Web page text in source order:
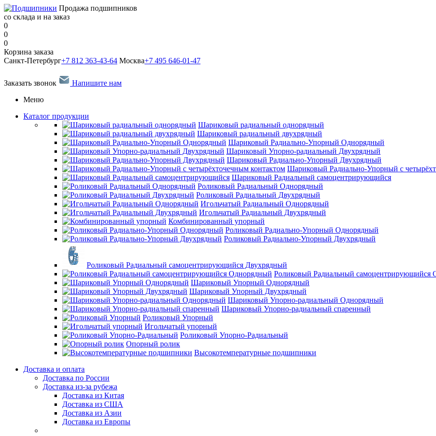
Продажа подшипников
со склада и на заказ
0
0
0
Корзина заказа
Санкт-Петербург+7 812 363-43-64 Москва+7 495 646-01-47
Заказать звонок
Напишите нам
Меню
Каталог продукции
Шариковый радиальный однорядный
Шариковый радиальный двухрядный
Шариковый Радиально-Упорный Однорядный
Шариковый Упорно-радиальный Двухрядный
Шариковый Радиально-Упорный Двухрядный
Шариковый Радиально-Упорный с
Шариковый Радиальный самоцентрирующийся
Роликовый Радиальный Однорядный
Роликовый Радиальный Двухрядный
Игольчатый Радиальный Однорядный
Игольчатый Радиальный Двухрядный
Комбинированный упорный
Роликовый Радиально-Упорный Однорядный
Роликовый Радиально-Упорный Двухрядный
Роликовый Радиальный самоцентрирующийся Двухрядный
Роликовый Радиальный самоцентрирующийся
Шариковый Упорный Однорядный
Шариковый Упорный Двухрядный
Шариковый Упорно-радиальный Однорядный
Шариковый Упорно-радиальный спаренный
Роликовый Упорный
Игольчатый упорный
Роликовый Упорно-Радиальный
Опорный ролик
Высокотемпературные подшипники
Доставка и оплата
Доставка по России
Доставка из-за рубежа
Доставка из Китая
Доставка из США
Доставка из Азии
Доставка из Европы